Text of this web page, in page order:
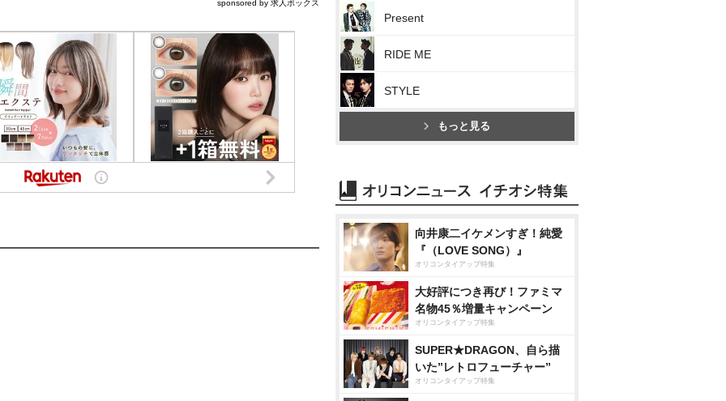
sponsored by 求人ボックス
Present
RIDE ME
STYLE
もっと見る
向井康二イケメンすぎ！純愛
『（LOVE SONG）』
オリコンタイアップ特集
大好評につき再び！ファミマ
名物45％増量キャンペーン
オリコンタイアップ特集
SUPER★DRAGON、自ら描
いた”レトロフューチャー”
オリコンタイアップ特集